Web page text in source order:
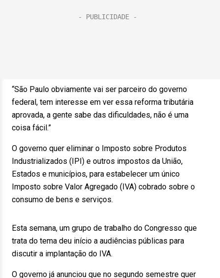
“São Paulo obviamente vai ser parceiro do governo
federal, tem interesse em ver essa reforma tributária
aprovada, a gente sabe das dificuldades, não é uma
coisa fácil.”
O governo quer eliminar o Imposto sobre Produtos
Industrializados (IPI) e outros impostos da União,
Estados e municípios, para estabelecer um único
Imposto sobre Valor Agregado (IVA) cobrado sobre o
consumo de bens e serviços.
Esta semana, um grupo de trabalho do Congresso que
trata do tema deu início a audiências públicas para
discutir a implantação do IVA.
O governo já anunciou que no segundo semestre quer